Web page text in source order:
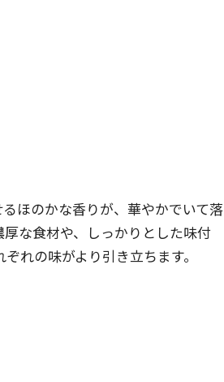
ほのかな香りが、華やかでいて落
な食材や、しっかりとした味付
れの味がより引き立ちます。